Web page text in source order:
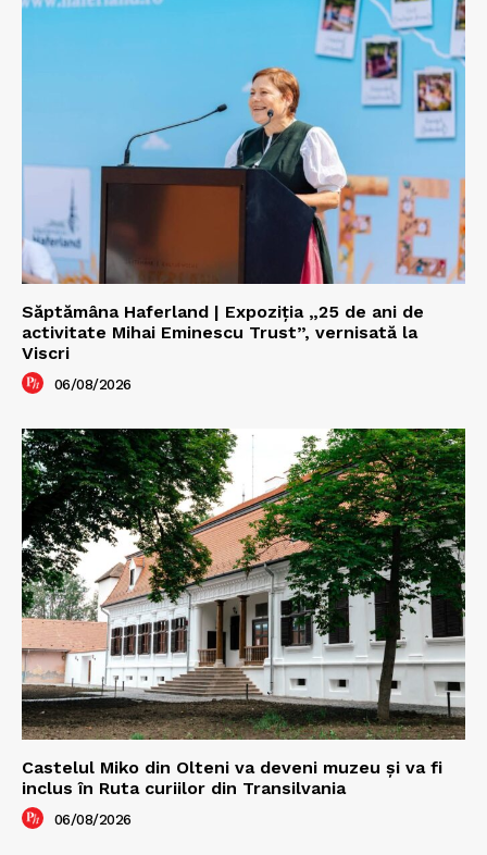
Săptămâna Haferland | Expoziţia „25 de ani de
activitate Mihai Eminescu Trust”, vernisată la
Viscri
06/08/2026
Castelul Miko din Olteni va deveni muzeu şi va fi
inclus în Ruta curiilor din Transilvania
06/08/2026